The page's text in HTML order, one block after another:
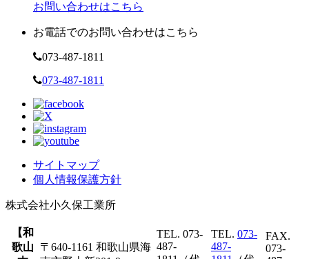
お問い合わせはこちら
お電話でのお問い合わせはこちら
073-487-1811
073-487-1811
サイトマップ
個人情報保護方針
株式会社小久保工業所
【和
歌山
〒640-1161 和歌山県海
TEL. 073-
487-
TEL. 073-
487-
FAX.
073-